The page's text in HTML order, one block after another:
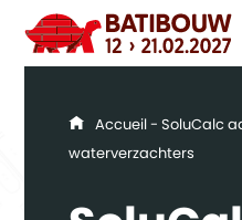
You are
Accueil- SoluCalc
waterverzachters